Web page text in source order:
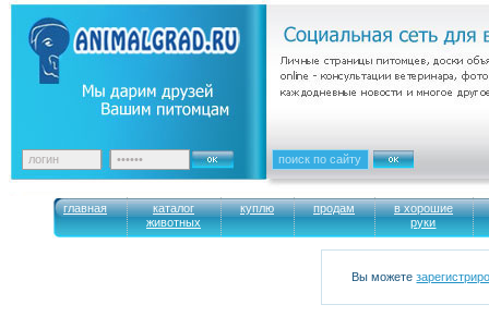
главная
каталог
животных
куплю продам
в хорошие
руки
Вы можете